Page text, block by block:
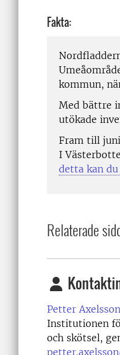
Fakta:
kommun,
Med bättre
utökade
Fram till
I
detta kan
Relaterade
Petter
Institutionen
och skötsel,